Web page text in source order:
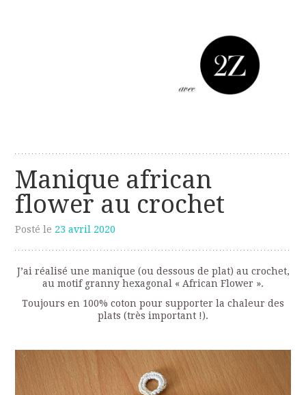
avec deux z
Manique african
flower au crochet
Posté le 23 avril 2020
J’ai réalisé une manique (ou dessous de plat) au crochet,
au motif granny hexagonal « African Flower ».
Toujours en 100% coton pour supporter la chaleur des
plats (très important !).